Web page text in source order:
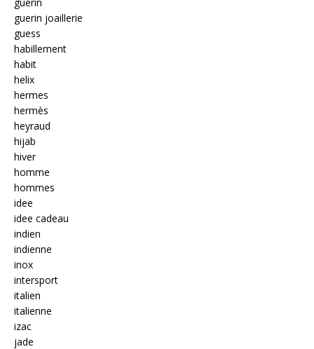
guerin joaillerie
guess
habillement
habit
helix
hermes
hermès
heyraud
hijab
hiver
homme
hommes
idee
idee cadeau
indien
indienne
inox
intersport
italien
italienne
izac
jade